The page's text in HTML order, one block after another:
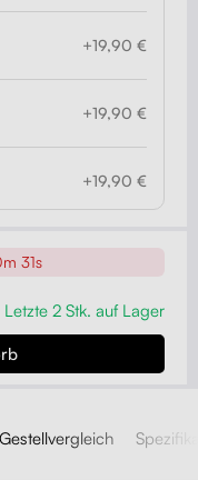
+19,90 €
+19,90 €
+19,90 €
29s
Letzte 2 Stk. auf Lager
Gestellvergleich